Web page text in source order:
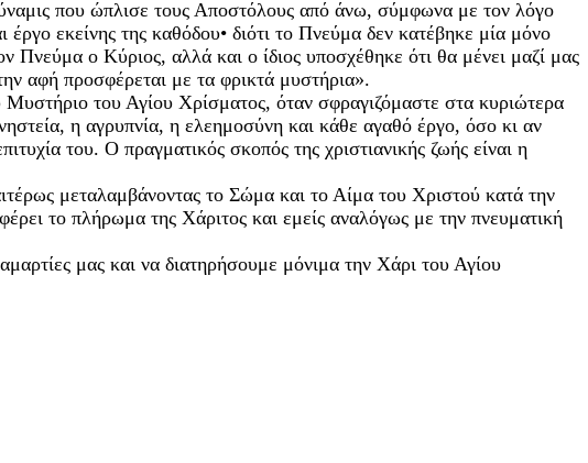
που ώπλισε τους Αποστόλους από άνω, σύμφωνα με τον λόγο
εκείνης της καθόδου• διότι το Πνεύμα δεν κατέβηκε μία μόνο
Πνεύμα ο Κύριος, αλλά και ο ίδιος υποσχέθηκε ότι θα μένει μαζί μας
αφή προσφέρεται με τα φρικτά μυστήρια».
του Αγίου Χρίσματος, όταν σφραγιζόμαστε στα κυριώτερα
η αγρυπνία, η ελεημοσύνη και κάθε αγαθό έργο, όσο κι αν
του. Ο πραγματικός σκοπός της χριστιανικής ζωής είναι η
μεταλαμβάνοντας το Σώμα και το Αίμα του Χριστού κατά την
το πλήρωμα της Χάριτος και εμείς αναλόγως με την πνευματική
μας και να διατηρήσουμε μόνιμα την Χάρι του Αγίου